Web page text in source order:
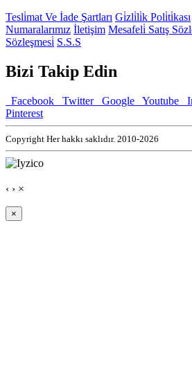
Tesli̇mat Ve İade Şartları Gi̇zli̇li̇k Poli̇ti̇kası
Numaralarımız İletişim Mesafeli̇ Satış
Sözleşmesi̇ S.S.S
Bizi Takip Edin
Facebook Twitter Google Youtube
Pinterest
Copyright Her hakkı saklıdır. 2010-2026
‹ › ×
×